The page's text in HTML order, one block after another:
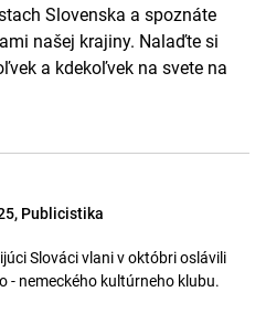
Slovenska a spoznáte
našej krajiny. Nalaďte si
a kdekoľvek na svete na
Publicistika
Slováci vlani v októbri oslávili
- nemeckého kultúrneho klubu.